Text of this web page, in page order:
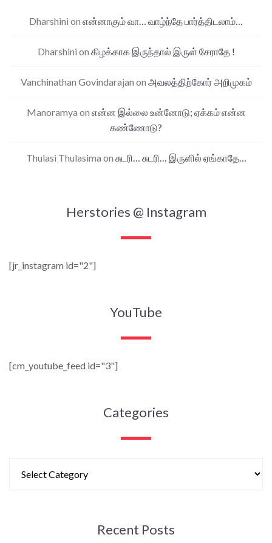
Dharshini on என்னாகும் வா… வாழ்ந்தே பார்த்திடலாம்…
Dharshini on கிழக்காக இருந்தால் இருள் சேராதே !
Vanchinathan Govindarajan on அவலத்திற்கோர் அறிமுகம்
Manoramya on என்ன இல்லை உன்னோடு; ஏக்கம் என்ன
கண்ணோடு?
Thulasi Thulasima on சுடரி… சுடரி… இருளில் ஏங்காதே…
Herstories @ Instagram
[jr_instagram id="2"]
YouTube
[cm_youtube_feed id="3"]
Categories
Recent Posts